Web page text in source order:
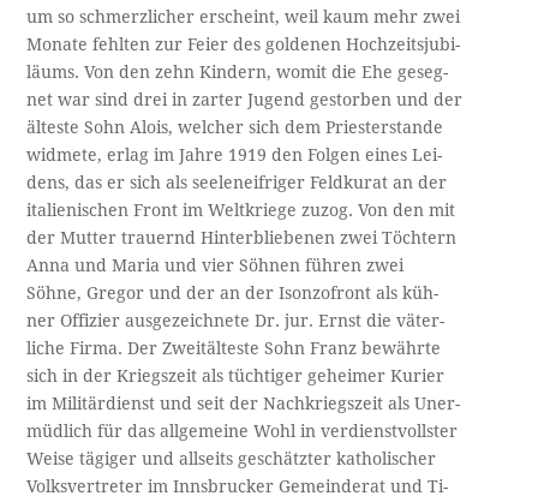
um so schmerzlicher erscheint, weil kaum mehr zwei
Monate fehlten zur Feier des goldenen Hochzeitsjubi­-
läums. Von den zehn Kindern, womit die Ehe geseg­-
net war sind drei in zarter Jugend gestorben und der
älteste Sohn Alois, welcher sich dem Priesterstande
widmete, erlag im Jahre 1919 den Folgen eines Lei­-
dens, das er sich als seeleneifriger Feldkurat an der
italienischen Front im Weltkriege zuzog. Von den mit
der Mutter trauernd Hinterbliebenen zwei Töchtern
Anna und Maria und vier Söhnen führen zwei
Söhne, Gregor und der an der Isonzofront als küh­-
ner Offizier ausgezeichnete Dr. jur. Ernst die väter-­
liche Firma. Der Zweitälteste Sohn Franz bewährte
sich in der Kriegszeit als tüchtiger geheimer Kurier
im Militärdienst und seit der Nachkriegszeit als Uner­-
müdlich für das allgemeine Wohl in verdienstvollster
Weise tägiger und allseits geschätzter katholischer
Volksvertreter im Innsbrucker Gemeinderat und Ti­-